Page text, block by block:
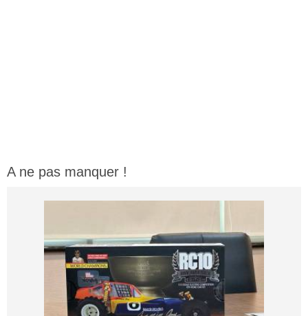
A ne pas manquer !